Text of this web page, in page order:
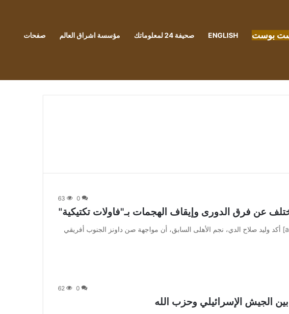
بوست ENGLISH صحيفة 24 لمعلوماتك مؤسسة اشراق العالم صفحات
0
63
عن فرق الدورى وإيقاف الهجمات بـ"فاولات تكتيكية"
من صحيفة اشراق العالم 24:[ad_1] أكد وليد صلاح الدي، نجم الأهلى السابق، أن مواجهة صن داونز الجنوب أفريقي
0
62
بين الجيش الإسرائيلي وحزب الله